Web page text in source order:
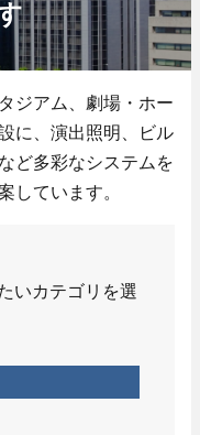
ジアム、劇場・ホー
に、演出照明、
ビル
ど多彩なシステムを
しています。
いカテゴリを選
器